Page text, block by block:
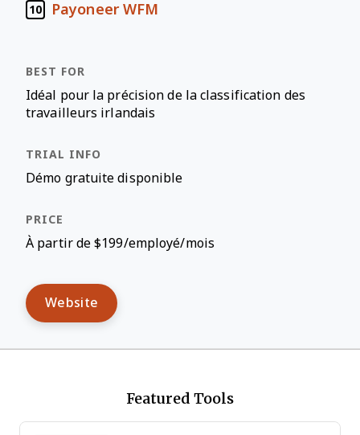
10 Payoneer WFM
Idéal pour la précision de la classification des
travailleurs irlandais
Démo gratuite disponible
À partir de $199/employé/mois
Website
Featured Tools